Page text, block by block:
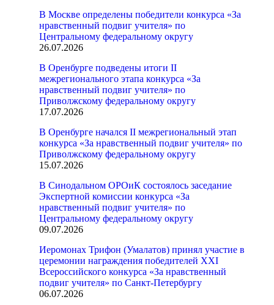
В Москве определены победители конкурса «За
нравственный подвиг учителя» по
Центральному федеральному округу
26.07.2026
В Оренбурге подведены итоги II
межрегионального этапа конкурса «За
нравственный подвиг учителя» по
Приволжскому федеральному округу
17.07.2026
В Оренбурге начался II межрегиональный этап
конкурса «За нравственный подвиг учителя» по
Приволжскому федеральному округу
15.07.2026
В Синодальном ОРОиК состоялось заседание
Экспертной комиссии конкурса «За
нравственный подвиг учителя» по
Центральному федеральному округу
09.07.2026
Иеромонах Трифон (Умалатов) принял участие в
церемонии награждения победителей XXI
Всероссийского конкурса «За нравственный
подвиг учителя» по Санкт-Петербургу
06.07.2026